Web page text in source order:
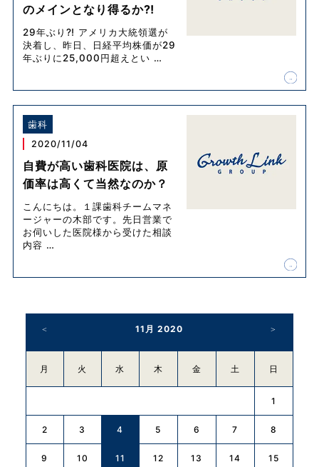
のメインとなり得るか⁈
29年ぶり⁈ アメリカ大統領選が
決着し、昨日、日経平均株価が29
年ぶりに25,000円超えとい …
歯科
2020/11/04
自費が高い歯科医院は、原
価率は高くて当然なのか？
こんにちは。１課歯科チームマネ
ージャーの木部です。先日営業で
お伺いした医院様から受けた相談
内容 …
11月 2020
月 火 水 木 金 土 日
1
2 3 4 5 6 7 8
9 10 11 12 13 14 15